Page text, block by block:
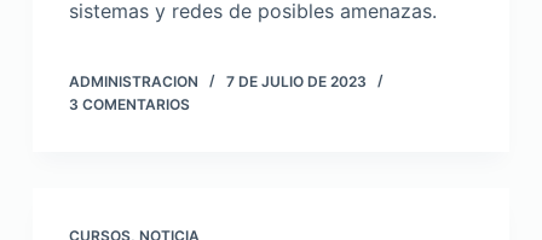
sistemas y redes de posibles amenazas.
ADMINISTRACION
7 DE JULIO DE 2023
3 COMENTARIOS
CURSOS, NOTICIA